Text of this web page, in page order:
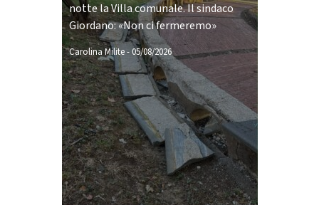
notte la Villa comunale. Il sindaco
Giordano: «Non ci fermeremo»
Carolina Milite- 05/08/2026